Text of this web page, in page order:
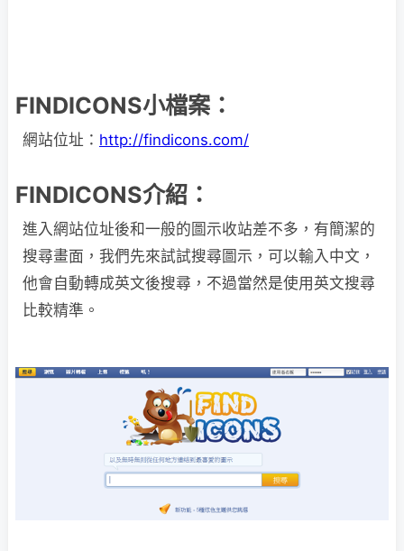
FINDICONS小檔案：
網站位址： http://findicons.com/
FINDICONS介紹：
進入網站位址後和一般的圖示收站差不多，有簡潔的
搜尋畫面，我們先來試試搜尋圖示，可以輸入中文，
他會自動轉成英文後搜尋，不過當然是使用英文搜尋
比較精準。